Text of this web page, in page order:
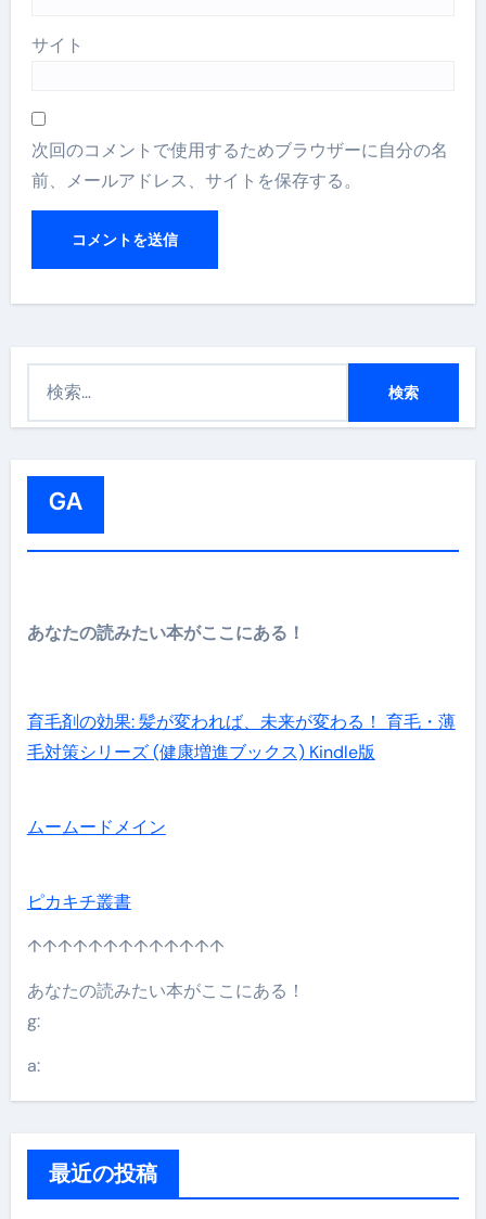
サイト
次回のコメントで使用するためブラウザーに自分の名
前、メールアドレス、サイトを保存する。
GA
あなたの読みたい本がここにある！
育毛剤の効果: 髪が変われば、未来が変わる！ 育毛・薄
毛対策シリーズ (健康増進ブックス) Kindle版
ムームードメイン
ピカキチ叢書
↑↑↑↑↑↑↑↑↑↑↑↑↑
あなたの読みたい本がここにある！
g:
a:
最近の投稿